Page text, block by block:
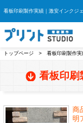
看板印刷製作実績｜激安インクジ
トップページ > 看板印刷製作実
看板印
商
明